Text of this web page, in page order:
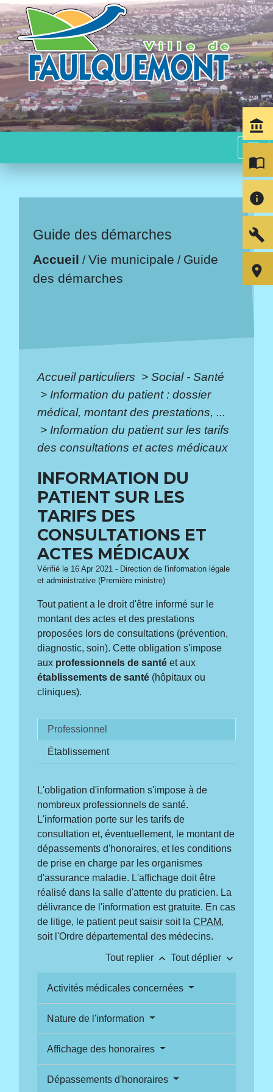
menu
Guide des démarches
Accueil /Vie municipale / Guide
des démarches
Accueil particuliers > Social - Santé
> Information du patient : dossier
médical, montant des prestations, ...
> Information du patient sur les tarifs
des consultations et actes médicaux
INFORMATION DU
PATIENT SUR LES
TARIFS DES
CONSULTATIONS ET
ACTES MÉDICAUX
Vérifié le 16 Apr 2021 - Direction de l'information légale
et administrative (Première ministre)
Tout patient a le droit d'être informé sur le
montant des actes et des prestations
proposées lors de consultations (prévention,
diagnostic, soin). Cette obligation s'impose
aux professionnels de santé et aux
établissements de santé (hôpitaux ou
cliniques).
Professionnel
Établissement
L'obligation d'information s'impose à de
nombreux professionnels de santé.
L'information porte sur les tarifs de
consultation et, éventuellement, le montant de
dépassements d'honoraires, et les conditions
de prise en charge par les organismes
d'assurance maladie. L'affichage doit être
réalisé dans la salle d'attente du praticien. La
délivrance de l'information est gratuite. En cas
de litige, le patient peut saisir soit laCPAM,
soit l'Ordre départemental des médecins.
Tout replier keyboard_arrow_up Tout déplier keyboard_arrow_down
Activités médicales concernées
Nature de l'information
Affichage des honoraires
Dépassements d'honoraires
account_balance
import_contacts
info
build
room